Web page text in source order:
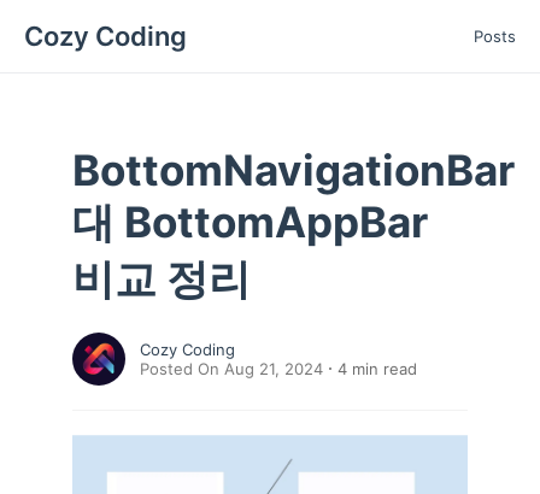
Cozy Coding Posts
BottomNavigationBar
대 BottomAppBar
비교 정리
Cozy Coding
Posted On Aug 21, 2024
4 min read